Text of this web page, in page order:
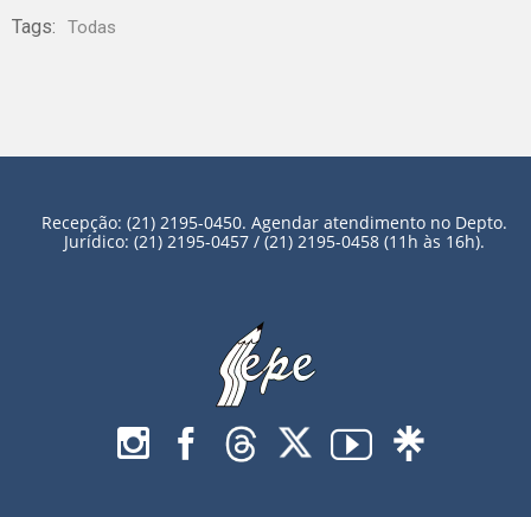
Tags: Todas
Recepção: (21) 2195-0450. Agendar atendimento no Depto.
Jurídico: (21) 2195-0457 / (21) 2195-0458 (11h às 16h).